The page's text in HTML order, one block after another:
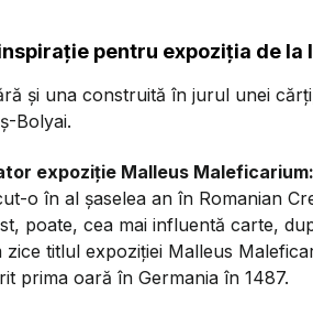
pentru expoziția de la
și una construită în jurul unei
Bolyai.
expoziție Malleus Maleficarium:
o în al șaselea an în Romanian
poate, cea mai influentă carte,
zice titlul expoziției Malleus
prima oară în Germania în 1487.